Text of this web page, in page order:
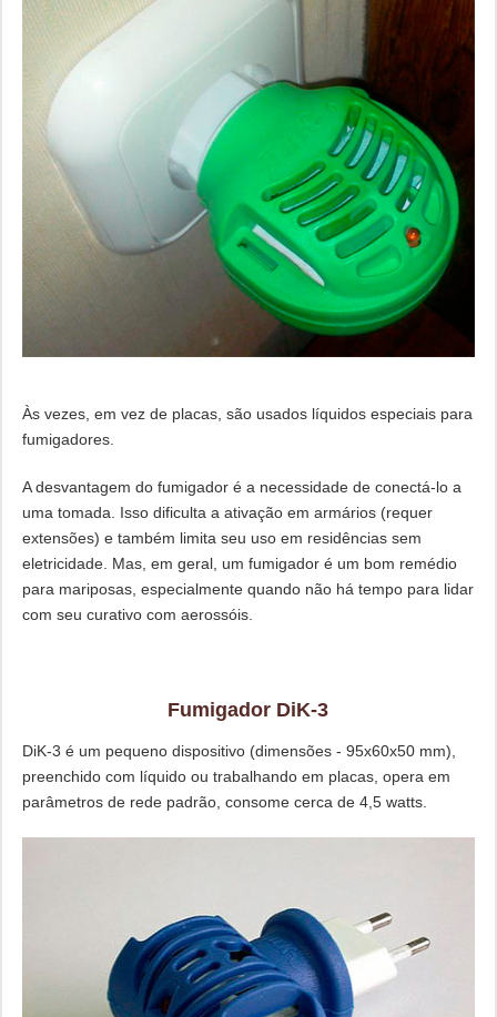
Às vezes, em vez de placas, são usados ​​líquidos especiais para
fumigadores.
A desvantagem do fumigador é a necessidade de conectá-lo a
uma tomada. Isso dificulta a ativação em armários (requer
extensões) e também limita seu uso em residências sem
eletricidade. Mas, em geral, um fumigador é um bom remédio
para mariposas, especialmente quando não há tempo para lidar
com seu curativo com aerossóis.
Fumigador DiK-3
DiK-3 é um pequeno dispositivo (dimensões - 95x60x50 mm),
preenchido com líquido ou trabalhando em placas, opera em
parâmetros de rede padrão, consome cerca de 4,5 watts.